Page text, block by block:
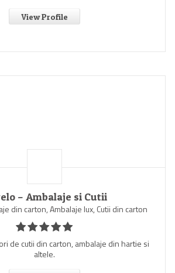
View Profile
– Ambalaje si Cutii
din carton, Ambalaje lux, Cutii din carton
de cutii din carton, ambalaje din hartie si
altele.